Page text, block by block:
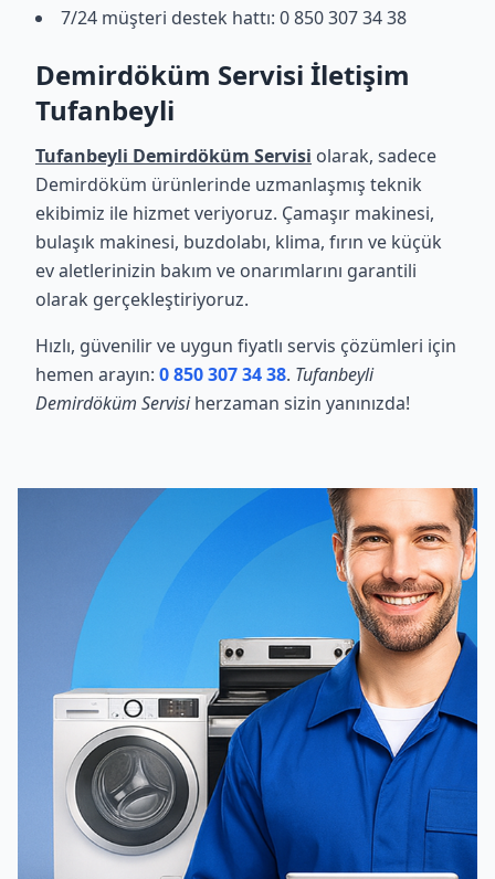
7/24 müşteri destek hattı: 0 850 307 34 38
Demirdöküm Servisi İletişim
Tufanbeyli
Tufanbeyli Demirdöküm Servisi olarak, sadece
Demirdöküm ürünlerinde uzmanlaşmış teknik
ekibimiz ile hizmet veriyoruz. Çamaşır makinesi,
bulaşık makinesi, buzdolabı, klima, fırın ve küçük
ev aletlerinizin bakım ve onarımlarını garantili
olarak gerçekleştiriyoruz.
Hızlı, güvenilir ve uygun fiyatlı servis çözümleri için
hemen arayın: 0 850 307 34 38. Tufanbeyli
Demirdöküm Servisiherzaman sizin yanınızda!